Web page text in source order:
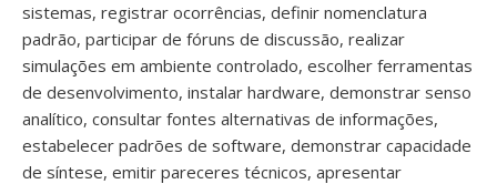
sistemas, registrar ocorrências, definir nomenclatura
padrão, participar de fóruns de discussão, realizar
simulações em ambiente controlado, escolher ferramentas
de desenvolvimento, instalar hardware, demonstrar senso
analítico, consultar fontes alternativas de informações,
estabelecer padrões de software, demonstrar capacidade
de síntese, emitir pareceres técnicos, apresentar